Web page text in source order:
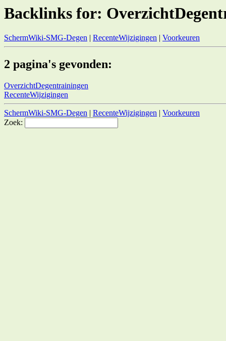
Backlinks for:
SchermWiki-SMG-Degen | RecenteWijzigingen | Voorkeuren
2 pagina's gevonden:
OverzichtDegentrainingen
RecenteWijzigingen
SchermWiki-SMG-Degen | RecenteWijzigingen | Voorkeuren
Zoek: